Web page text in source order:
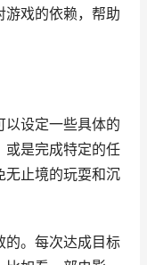
游戏的依赖，帮助
以设定一些具体的
或是完成特定的任
无止境的玩耍和沉
的。每次达成目标